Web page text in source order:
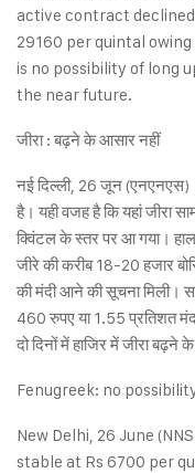
active contract
29160 per quintal
is no possibility of long
the near future.
जीरा : बढ़ने के आसार नहीं
नई दिल्ली, 26 जून
है। यही वजह है कि यहां जीरा
क्विंटल के स्तर पर आ गया।
जीरे की करीब 18-20 हजार
की मंदी आने की सूचना मिली।
460 रुपए या 1.55 प्रतिशत
दो दिनों में हाजिर में जीरा बढ़ने
Fenugreek: no
New Delhi, 26 June
stable at Rs 6700 per